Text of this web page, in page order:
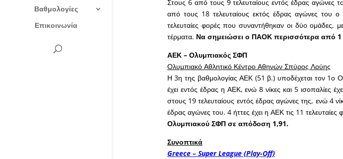
Βαθμολογίες
Επικοινωνία
Στους 6 από τους 9 τελευταίους εντός έδρας
από τους 18 τελευταίους εκτός έδρας αγώνες του
τελευταίες φορές που συναντήθηκαν οι δύο
τέρματα. Να σημειώσει ο ΠΑΟΚ περισσότερα από
ΑΕΚ – Ολυμπιακός ΣΦΠ
Ολυμπιακό Αθλητικό Κέντρο Αθηνών Σπύρος Λούης
Η 3η της βαθμολογίας ΑΕΚ (51 β.) υποδέχεται τον 1ο
έχει εντός έδρας η ΑΕΚ, ενώ 8 νίκες και 5 ισοπαλίες
στους 19 τελευταίους εντός έδρας αγώνες της, ενώ 4
έδρας αγώνες του. 4 ήττες έχει η ΑΕΚ τις 11
Ολυμπιακού ΣΦΠ σε απόδοση 1,91.
Συνοπτικά
Greece – Super League (Play-Off)